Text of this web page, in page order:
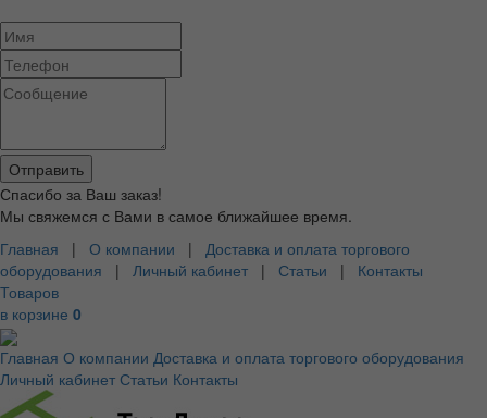
Спасибо за Ваш заказ!
Мы свяжемся с Вами в самое ближайшее время.
Главная | О компании | Доставка и оплата торгового
оборудования | Личный кабинет | Статьи | Контакты
Товаров
в корзине 0
Главная О компании Доставка и оплата торгового оборудования
Личный кабинет Статьи Контакты